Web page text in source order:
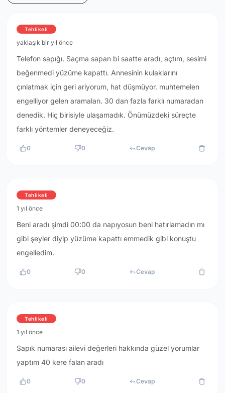
Tehlikeli
yaklaşık bir yıl önce
Telefon sapığı. Saçma sapan bi saatte aradı, açtım, sesimi
beğenmedi yüzüme kapattı. Annesinin kulaklarını
çınlatmak için geri ariyorum, hat düşmüyor. muhtemelen
engelliyor gelen aramaları. 30 dan fazla farklı numaradan
denedik. Hiç birisiyle ulaşamadık. Önümüzdeki süreçte
farklı yöntemler deneyeceğiz.
0 0 Cevap
Tehlikeli
1 yıl önce
Beni aradı şimdi 00:00 da napıyosun beni hatırlamadın mı
gibi şeyler diyip yüzüme kapattı emmedik gibi konuştu
engelledim.
0 0 Cevap
Tehlikeli
1 yıl önce
Sapık numarası ailevi değerleri hakkında güzel yorumlar
yaptım 40 kere falan aradı
0 0 Cevap